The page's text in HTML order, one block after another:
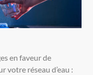
en faveur de
votre réseau d’eau :